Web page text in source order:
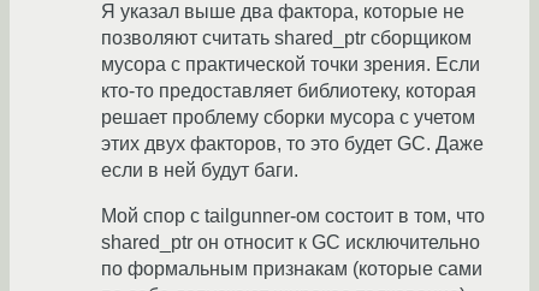
Я указал выше два фактора, которые не
позволяют считать shared_ptr сборщиком
мусора с практической точки зрения. Если
кто-то предоставляет библиотеку, которая
решает проблему сборки мусора с учетом
этих двух факторов, то это будет GC. Даже
если в ней будут баги.
Мой спор с tailgunner-ом состоит в том, что
shared_ptr он относит к GC исключительно
по формальным признакам (которые сами